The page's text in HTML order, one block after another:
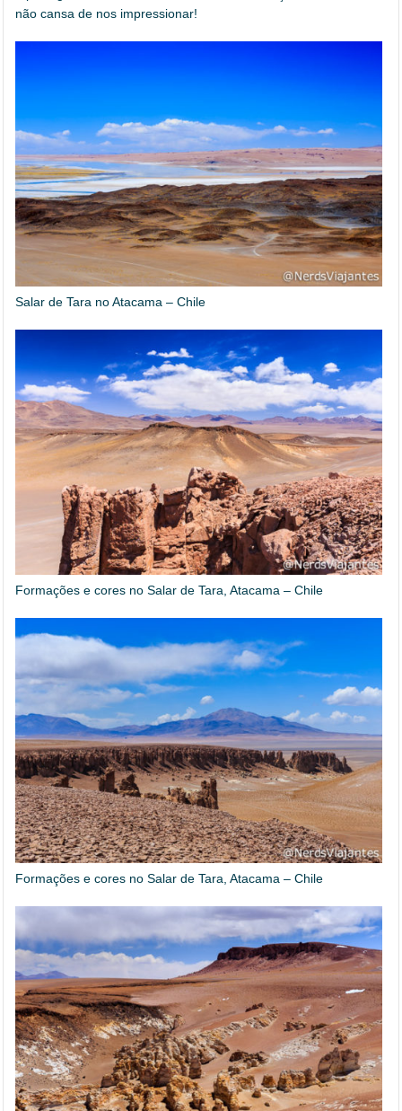
não cansa de nos impressionar!
Salar de Tara no Atacama – Chile
Formações e cores no Salar de Tara, Atacama – Chile
Formações e cores no Salar de Tara, Atacama – Chile